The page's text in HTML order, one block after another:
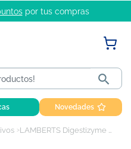
por tus compras

Novedades
LAMBERTS Digestizyme enzimas digestivas origen vegetal, 100 cápsulas